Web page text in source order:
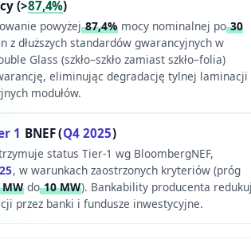
(>87,4%)
powyżej87,4%mocy nominalnej po30
z dłuższych standardów gwarancyjnych w
Glass (szkło–szkło zamiast szkło–folia)
eliminując degradację tylnej laminacji
modułów.
1 BNEF (Q4 2025)
status Tier-1 wg BloombergNEF,
, w warunkach zaostrzonych kryteriów (próg
do10 MW). Bankability producenta
przez banki i fundusze inwestycyjne.